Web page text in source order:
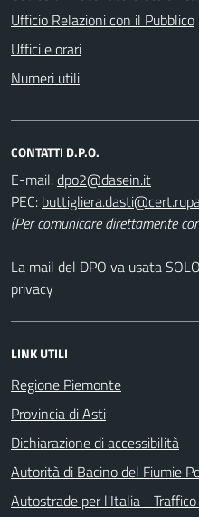
Ufficio Relazioni con il Pubblico
Uffici e orari
Numeri utili
CONTATTI D.P.O.
E-mail:
PEC:
(Per comunicare direttamente
La mail del DPO va usata
privacy
LINK UTILI
Regione Piemonte
Provincia di Asti
Dichiarazione di accessibilità
Autorità di Bacino del Fiumie
Autostrade per l'Italia -